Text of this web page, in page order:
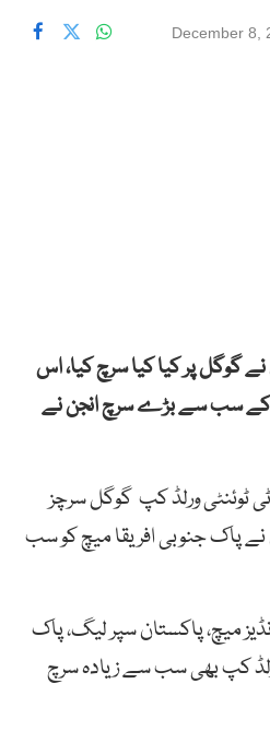
December 8,
نے گوگل پر کیا کیا سرچ کیا، اس
کے سب سے بڑے سرچ انجن نے
ٹوئنٹی ورلڈ کپ گوگل سرچز
نے پاک جنوبی افریقا میچ کو سب
میچ، پاکستان سپر لیگ، پاک
ورلڈ کپ بھی سب سے زیادہ سرچ